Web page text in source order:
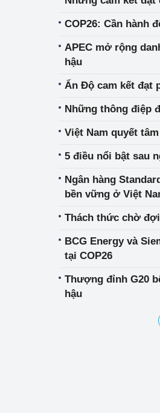
COP26: Cần hành
APEC mở rộng
hậu
Ấn Độ cam kết đạt
Những thông điệp
Việt Nam quyết
5 điều nổi bật sau
Ngân hàng
bền vững ở Việt
Thách thức chờ
BCG Energy và
tại COP26
Thượng đỉnh G20
hậu